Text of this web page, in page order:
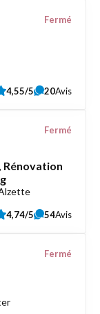
Fermé
4,55/5 20Avis
Rénovation
Fermé
4,74/5 54Avis
Fermé